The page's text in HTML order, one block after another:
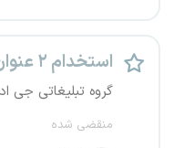
استخدام ۲ عنوان شغلی
گروه تبلیغاتی جی
منقضی شده